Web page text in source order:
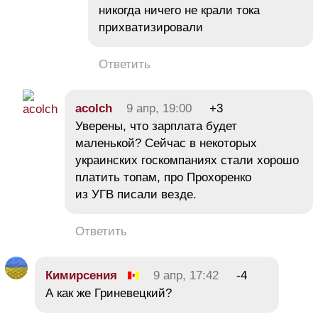
никогда ничего не крали тока
прихватизировали
Ответить
acolch 9 апр, 19:00
+3
Уверены, что зарплата будет
маленькой? Сейчас в некоторых
украинских госкомпаниях стали хорошо
платить топам, про Прохоренко
из УГВ писали везде.
Ответить
Кимирсения 9 апр, 17:42
-4
А как же Гриневецкий?